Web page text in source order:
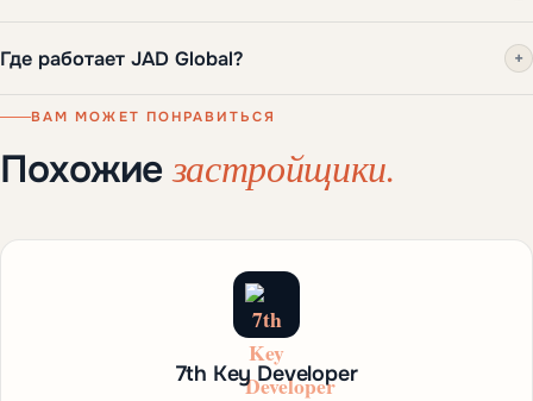
Где работает JAD Global? +
ВАМ МОЖЕТ ПОНРАВИТЬСЯ
Похожиезастройщики.
7th Key Developer